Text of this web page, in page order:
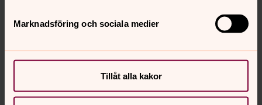
Marknadsföring och sociala medier
Tillåt alla kakor